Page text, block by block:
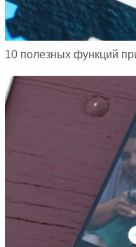
10 полезных функций